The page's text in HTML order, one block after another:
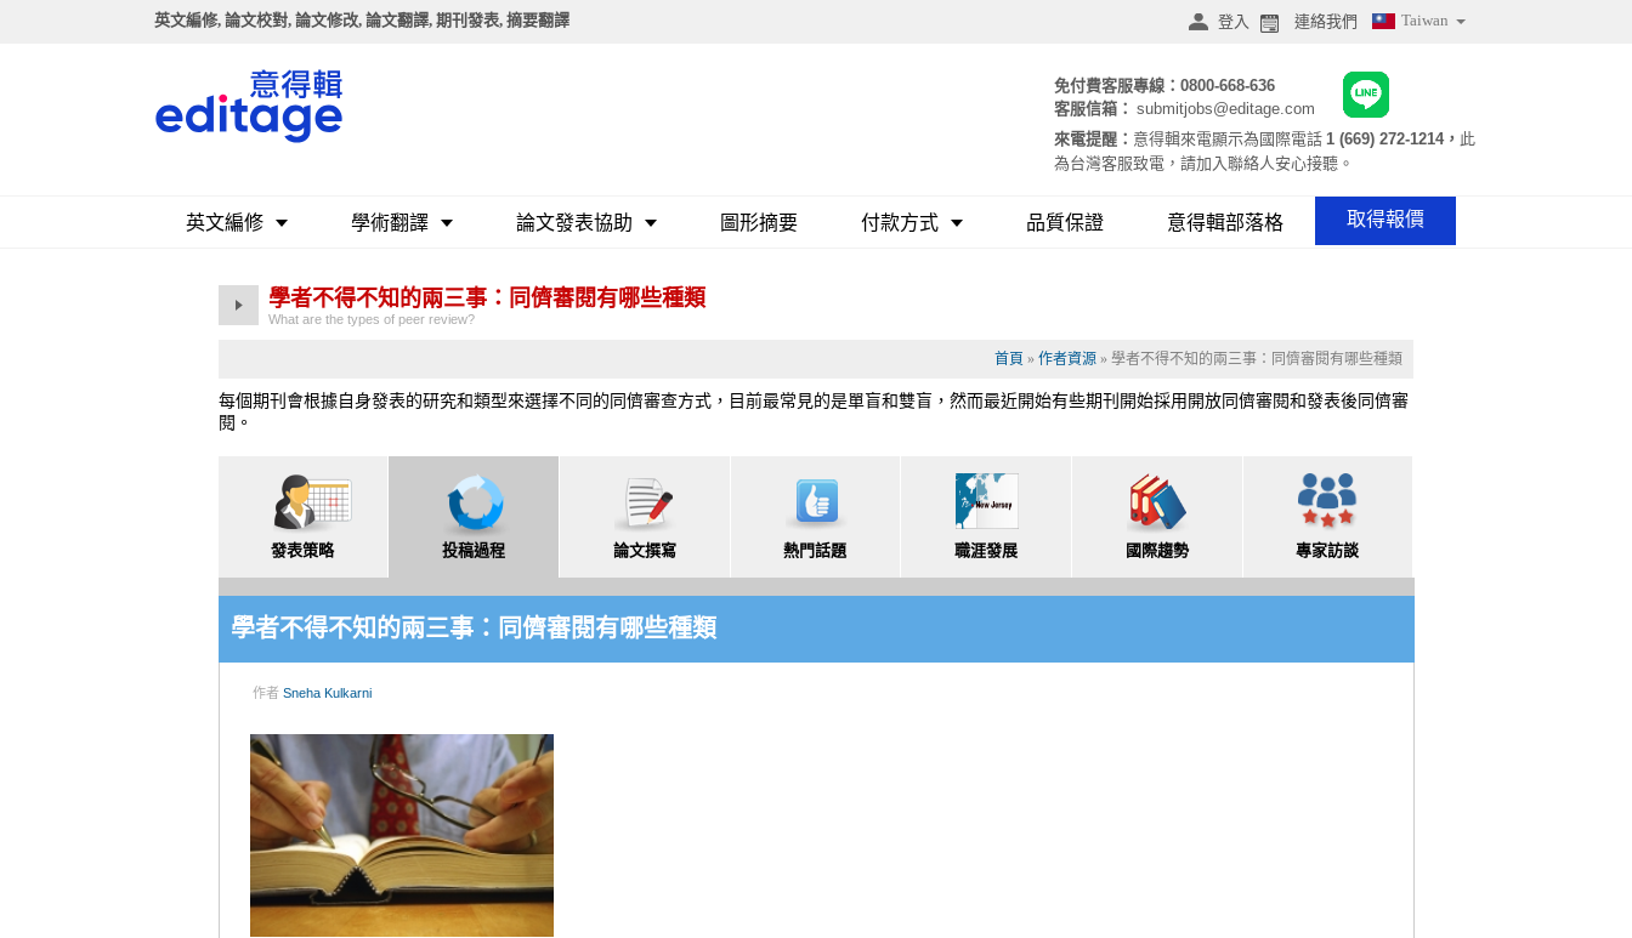
英文編修, 論文校對, 論文修改, 論文翻譯, 期刊發表, 摘要翻譯 Taiwan
登入 連絡我們
免付費客服專線：0800-668-636
客服信箱： submitjobs@editage.com
來電提醒： 意得輯來電顯示為國際電話1 (669) 272-1214， 此
為台灣客服致電，請加入聯絡人安心接聽。
英文編修 學術翻譯 論文發表協助 圖形摘要 付款方式 品質保證 意得輯部落格 取得報價
學者不得不知的兩三事：同儕審閱有哪些種類
What are the types of peer review?
首頁 » 作者資源» 學者不得不知的兩三事：同儕審閱有哪些種類
每個期刊會根據自身發表的研究和類型來選擇不同的同儕審查方式，目前最常見的是單盲和雙盲，然而最近開始有些期刊開始採用開放同儕審閱和發表後同儕審
閱。
發表策略 投稿過程 論文撰寫 熱門話題 職涯發展 國際趨勢 專家訪談
學者不得不知的兩三事：同儕審閱有哪些種類
作者 Sneha Kulkarni